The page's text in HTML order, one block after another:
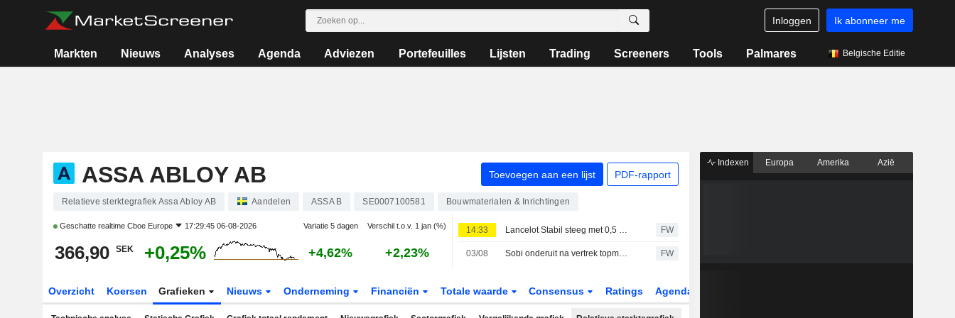
Inloggen Ik abonneer me
Markten Nieuws Analyses Agenda Adviezen Portefeuilles Lijsten Trading Screeners Tools Palmares Belgische Editie
ASSA ABLOY AB Toevoegen aan een lijst PDF-rapport
Relatieve sterktegrafiek Assa Abloy AB Aandelen ASSA B SE0007100581 Bouwmaterialen & Inrichtingen
Geschatte realtime Cboe Europe 17:29:45 06-08-2026 Variatie 5 dagen Verschil t.o.v. 1 jan (%)
366,90 SEK +0,25% +4,62% +2,23%
14:33 Lancelot Stabil steeg met 0,5 procent in juli - Epiroc opgenomen in de portefeuille FW
03/08 Sobi onderuit na vertrek topman, OMXS30-index stijgt 0,9 % FW
Overzicht Koersen Grafieken Nieuws Onderneming Financiën Totale waarde Consensus Ratings Agenda
Indexen Europa Amerika Azië